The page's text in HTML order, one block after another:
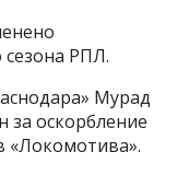
РПЛ.
Мурад
за оскорбление
«Локомотива».